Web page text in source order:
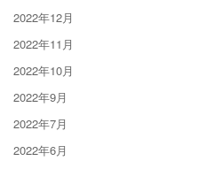
2022年12月
2022年11月
2022年10月
2022年9月
2022年7月
2022年6月